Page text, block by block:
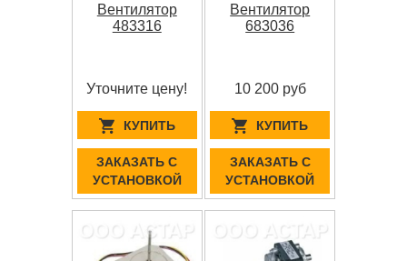
Вентилятор
483316
Уточните цену!
КУПИТЬ
ЗАКАЗАТЬ С
УСТАНОВКОЙ
Вентилятор
683036
10 200 руб
КУПИТЬ
ЗАКАЗАТЬ С
УСТАНОВКОЙ